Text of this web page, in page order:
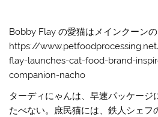
Bobby Flay の愛猫はメインクーン
https://
flay-launches-cat-food-brand-
companion-nacho
ターディにゃんは、早速パッケージ
たべない。庶民猫には、鉄人シェフ